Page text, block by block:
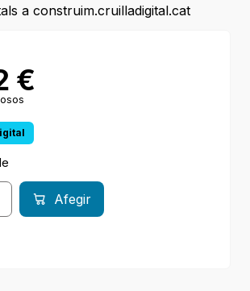
a construim.cruilladigital.cat
€
Afegir